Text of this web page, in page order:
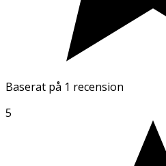
Baserat på 1 recension
5